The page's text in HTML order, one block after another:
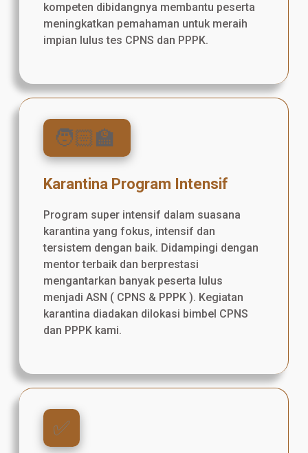
kompeten dibidangnya membantu peserta
meningkatkan pemahaman untuk meraih
impian lulus tes CPNS dan PPPK.
🧑🏻‍🏫
Karantina Program Intensif
Program super intensif dalam suasana
karantina yang fokus, intensif dan
tersistem dengan baik. Didampingi dengan
mentor terbaik dan berprestasi
mengantarkan banyak peserta lulus
menjadi ASN ( CPNS & PPPK ). Kegiatan
karantina diadakan dilokasi bimbel CPNS
dan PPPK kami.
✅️